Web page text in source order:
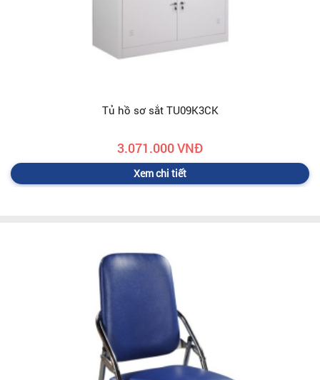
Tủ hồ sơ sắt TU09K3CK
3.071.000 VNĐ
Xem chi tiết